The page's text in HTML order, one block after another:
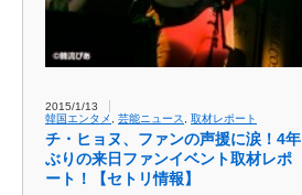
2015/1/13
韓国エンタメ
芸能ニュース 取材レポート
チ・ヒョヌ、ファンの声援に涙！4年
ぶりの来日ファンイベント取材レポ
ート！【セトリ情報】